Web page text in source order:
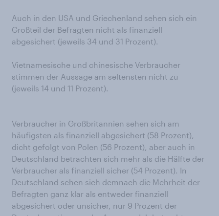
Auch in den USA und Griechenland sehen sich ein
Großteil der Befragten nicht als finanziell
abgesichert (jeweils 34 und 31 Prozent).
Vietnamesische und chinesische Verbraucher
stimmen der Aussage am seltensten nicht zu
(jeweils 14 und 11 Prozent).
Verbraucher in Großbritannien sehen sich am
häufigsten als finanziell abgesichert (58 Prozent),
dicht gefolgt von Polen (56 Prozent), aber auch in
Deutschland betrachten sich mehr als die Hälfte der
Verbraucher als finanziell sicher (54 Prozent). In
Deutschland sehen sich demnach die Mehrheit der
Befragten ganz klar als entweder finanziell
abgesichert oder unsicher, nur 9 Prozent der